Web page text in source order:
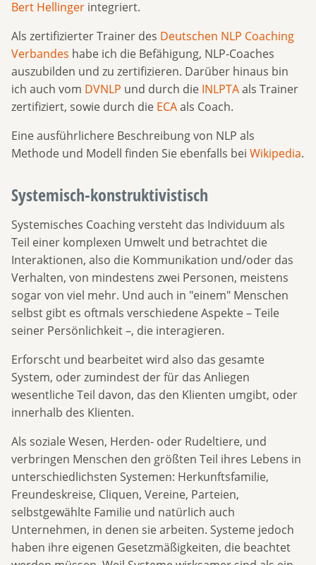
Bert Hellinger integriert.
Als zertifizierter Trainer des Deutschen NLP Coaching
Verbandes habe ich die Befähigung, NLP-Coaches
auszubilden und zu zertifizieren. Darüber hinaus bin
ich auch vom DVNLP und durch die INLPTAals Trainer
zertifiziert, sowie durch die ECAals Coach.
Eine ausführlichere Beschreibung von NLP als
Methode und Modell finden Sie ebenfalls bei Wikipedia.
Systemisch-konstruktivistisch
Systemisches Coaching versteht das Individuum als
Teil einer komplexen Umwelt und betrachtet die
Interaktionen, also die Kommunikation und/oder das
Verhalten, von mindestens zwei Personen, meistens
sogar von viel mehr. Und auch in "einem" Menschen
selbst gibt es oftmals verschiedene Aspekte – Teile
seiner Persönlichkeit –, die interagieren.
Erforscht und bearbeitet wird also das gesamte
System, oder zumindest der für das Anliegen
wesentliche Teil davon, das den Klienten umgibt, oder
innerhalb des Klienten.
Als soziale Wesen, Herden- oder Rudeltiere, und
verbringen Menschen den größten Teil ihres Lebens in
unterschiedlichsten Systemen: Herkunftsfamilie,
Freundeskreise, Cliquen, Vereine, Parteien,
selbstgewählte Familie und natürlich auch
Unternehmen, in denen sie arbeiten. Systeme jedoch
haben ihre eigenen Gesetzmäßigkeiten, die beachtet